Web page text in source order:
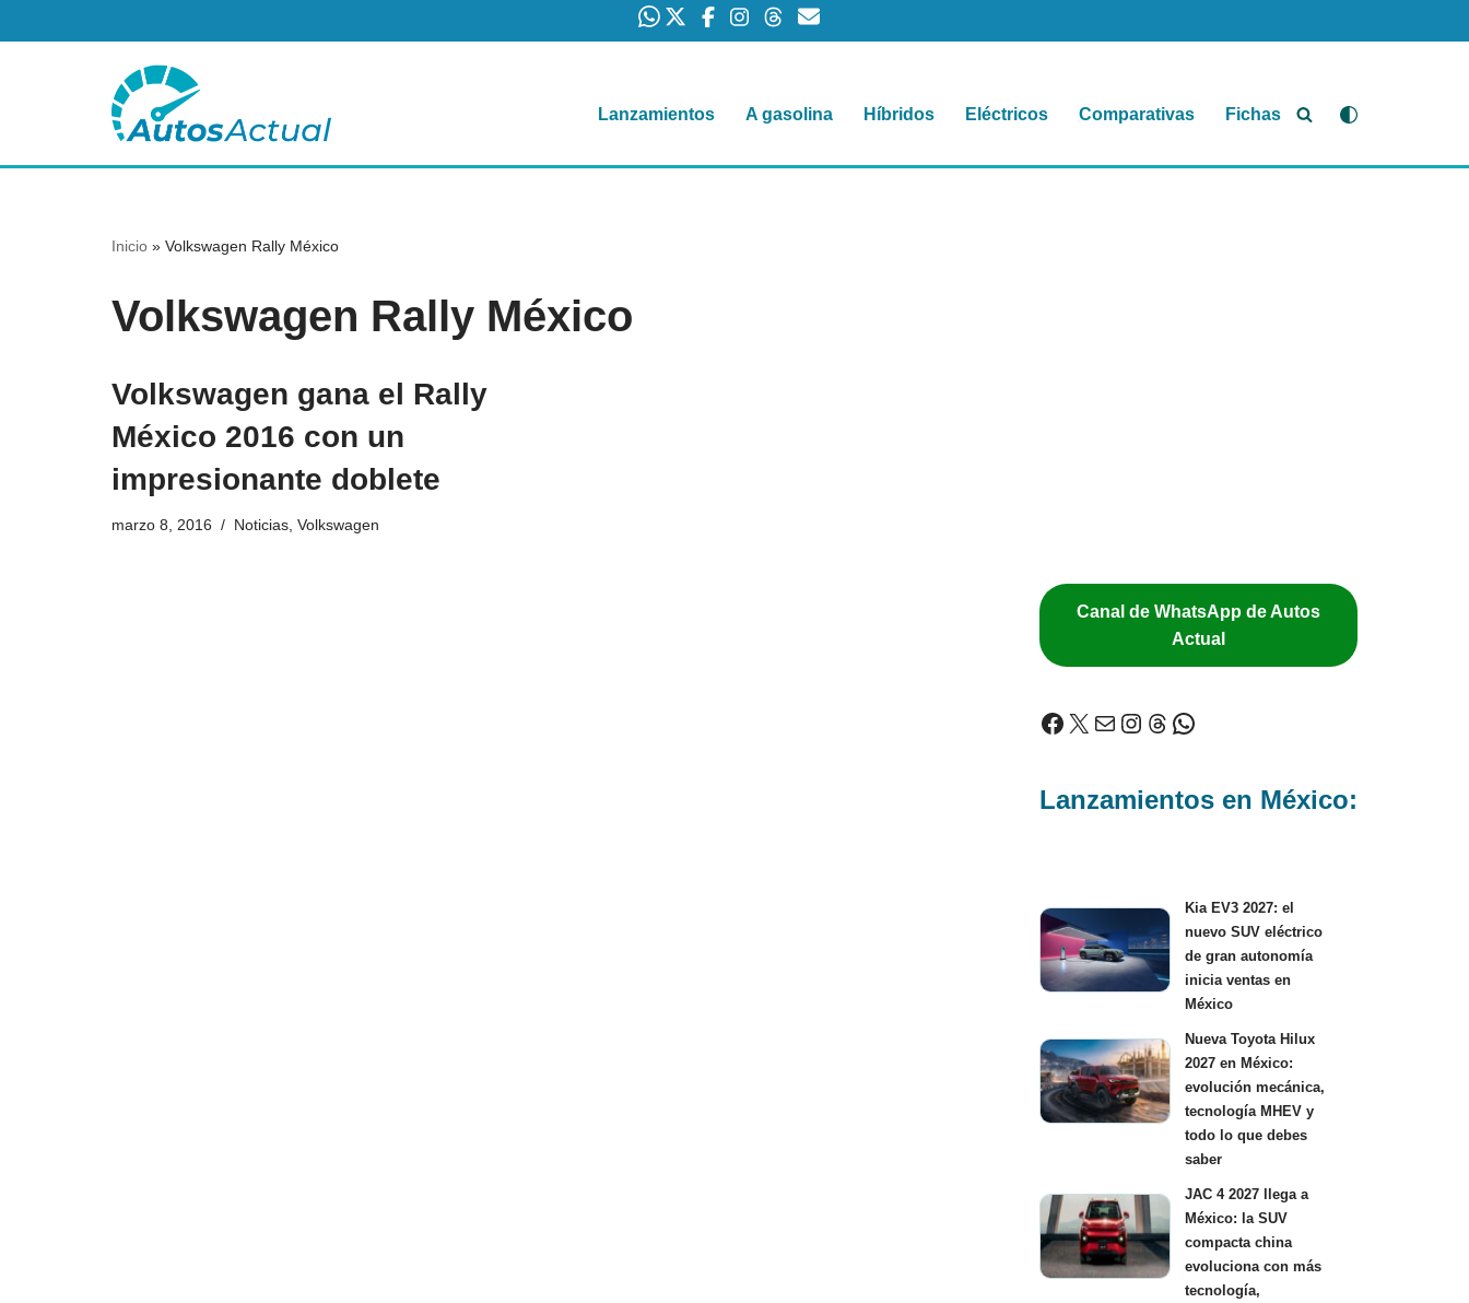
contenido
Lanzamientos A gasolina Híbridos Eléctricos Comparativas Fichas
Inicio » Volkswagen Rally México
Volkswagen Rally México
Volkswagen gana el Rally
México 2016 con un
impresionante doblete
marzo 8, 2016 Noticias, Volkswagen
Canal de WhatsApp de Autos
Actual
Lanzamientos en México:
Kia EV3 2027: el
nuevo SUV eléctrico
de gran autonomía
inicia ventas en
México
Nueva Toyota Hilux
2027 en México:
evolución mecánica,
tecnología MHEV y
todo lo que debes
saber
JAC 4 2027 llega a
México: la SUV
compacta china
evoluciona con más
tecnología,